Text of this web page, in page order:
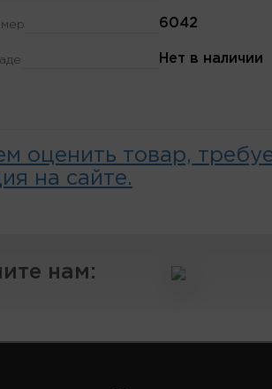
6042
Нет в наличии
оценить товар,
на сайте.
нам: